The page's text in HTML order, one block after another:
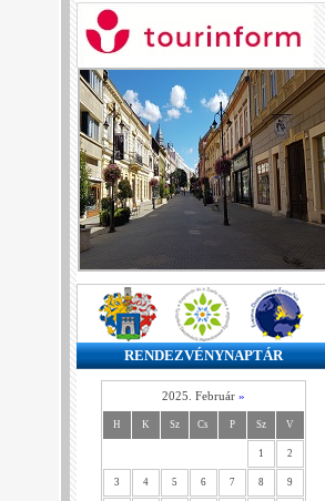
RENDEZVÉNYNAPTÁR
2025. Február »
H K Sz Cs P Sz V
1 2
3 4 5 6 7 8 9